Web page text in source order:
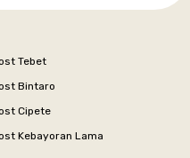
Tebet
Bintaro
Cipete
Kebayoran Lama